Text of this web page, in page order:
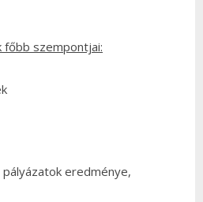
főbb szempontjai:
eredménye,